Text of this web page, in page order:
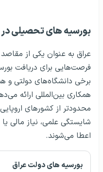
بورسیه‌ های تحصیلی در
عراق به عنوان یکی از
فرصت‌هایی برای دریافت
برخی دانشگاه‌های دولتی و
همکاری بین‌المللی ارائه
محدودتر از کشورهای
شایستگی علمی، نیاز مالی
اعطا می‌شوند.
بورسیه‌ های دولت عراق